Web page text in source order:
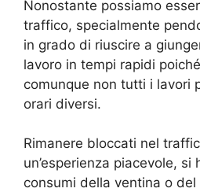
Nonostante possiamo
traffico, specialmente
in grado di riuscire a
lavoro in tempi rapidi
comunque non tutti i lavori
orari diversi.
Rimanere bloccati nel
un’esperienza piacevole,
consumi della ventina o